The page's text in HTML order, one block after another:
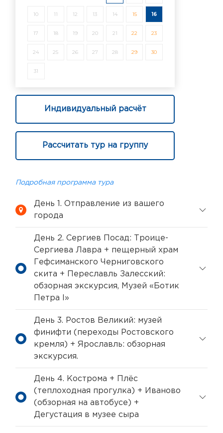
10 11 12 13 14 15 16
17 18 19 20 21 22 23
24 25 26 27 28 29 30
31
Индивидуальный расчёт
Рассчитать тур на группу
Подробная программа тура
День 1. Отправление из вашего
города
День 2. Сергиев Посад: Троице-
Сергиева Лавра + пещерный храм
Гефсиманского Черниговского
скита + Переславль Залесский:
обзорная экскурсия, Музей «Ботик
Петра I»
День 3. Ростов Великий: музей
финифти (переходы Ростовского
кремля) + Ярославль: обзорная
экскурсия.
День 4. Кострома + Плёс
(теплоходная прогулка) + Иваново
(обзорная на автобусе) +
Дегустация в музее сыра